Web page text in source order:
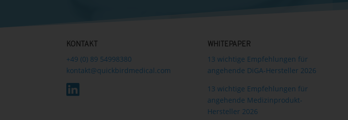
KONTAKT
+49 (0) 89 54998380
kontakt@quickbirdmedical.com
WHITEPAPER
13 wichtige Empfehlungen für
angehende DiGA-Hersteller 2026
13 wichtige Empfehlungen für
angehende Medizinprodukt-
Hersteller 2026